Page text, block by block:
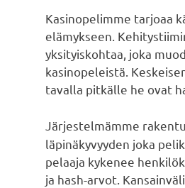
Kasinopelimme tarjoaa
elämykseen.
yksityiskohtaa, joka
kasinopeleistä.
tavalla pitkälle he ovat
Järjestelmämme
läpinäkyvyyden joka
pelaaja kykenee
ja hash-arvot.